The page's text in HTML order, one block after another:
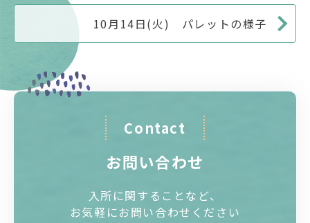
10月14日(火) パレットの様子
Contact
お問い合わせ
入所に関することなど、
お気軽にお問い合わせください